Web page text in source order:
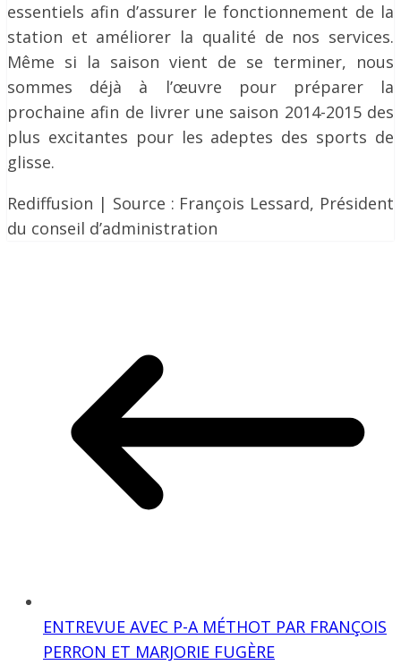
essentiels afin d’assurer le fonctionnement de la
station et améliorer la qualité de nos services.
Même si la saison vient de se terminer, nous
sommes déjà à l’œuvre pour préparer la
prochaine afin de livrer une saison 2014-2015 des
plus excitantes pour les adeptes des sports de
glisse.
Rediffusion | Source : François Lessard, Président
du conseil d’administration
ENTREVUE AVEC P-A MÉTHOT PAR FRANÇOIS
PERRON ET MARJORIE FUGÈRE